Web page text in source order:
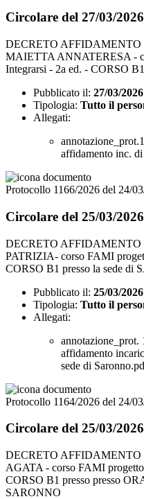
Circolare del 27/03/2026
DECRETO
MAIETTA ANNATERESA -
Integrarsi - 2a ed. - CORSO
Pubblicato il: 27/03/2026
Tipologia: Tutto il
Allegati:
affidamento inc.
Protocollo 1166/2026 del 24/
Circolare del 25/03/2026
DECRETO
PATRIZIA- corso FAMI
CORSO B1 presso la sede di
Pubblicato il: 25/03/2026
Tipologia: Tutto il
Allegati:
annotazione_prot.
affidamento
sede di
Protocollo 1164/2026 del 24/
Circolare del 25/03/2026
DECRETO
AGATA - corso FAMI
CORSO B1 presso presso
SARONNO